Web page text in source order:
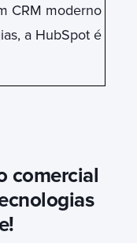
CRM moderno
a HubSpot é
comercial